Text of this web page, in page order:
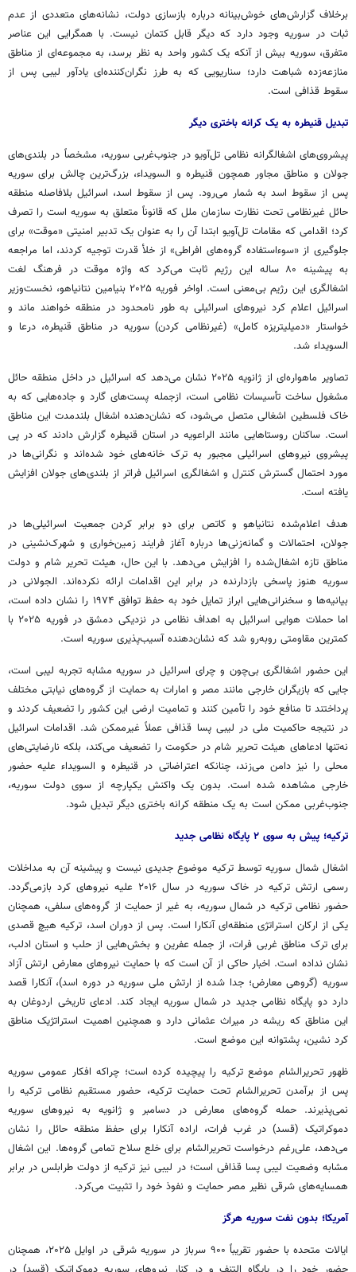
برخلاف گزارش‌های خوش‌بینانه درباره بازسازی دولت، نشانه‌های متعددی از عدم
ثبات در سوریه وجود دارد که دیگر قابل کتمان نیست. با همگرایی این عناصر
متفرق، سوریه بیش از آنکه یک کشور واحد به نظر برسد، به مجموعه‌ای از مناطق
منازعه‌زده شباهت دارد؛ سناریویی که به طرز نگران‌کننده‌ای یادآور لیبی پس از
سقوط قذافی است.
تبدیل قنیطره به یک کرانه باختری دیگر
پیشروی‌های اشغالگرانه نظامی تل‌آویو در جنوب‌غربی سوریه، مشخصاً در بلندی‌های
جولان و مناطق مجاور همچون قنیطرهو السویداء، بزرگ‌ترین چالش برای سوریه
پس از سقوط اسد به شمار می‌رود. پس از سقوط اسد، اسرائیل بلافاصله منطقه
حائل غیرنظامی تحت نظارت سازمان ملل که قانوناً متعلق به سوریه است را تصرف
کرد؛ اقدامی که مقامات تل‌آویو ابتدا آن را به عنوان یک تدبیر امنیتی «موقت» برای
جلوگیری از «سوءاستفاده گروه‌های افراطی» از خلأ قدرت توجیه کردند، اما مراجعه
به پیشینه ۸۰ ساله این رژیم ثابت می‌کرد که واژه موقت در فرهنگ لغت
اشغالگری این رژیم بی‌معنی است. اواخر فوریه ۲۰۲۵ بنیامین نتانیاهو، نخست‌وزیر
اسرائیل اعلام کرد نیروهای اسرائیلی به طور نامحدود در منطقه خواهند ماند و
خواستار «دمیلیتریزهکامل» (غیرنظامی کردن) سوریه در مناطق قنیطره،درعا و
السویداء شد.
تصاویر ماهواره‌ای از ژانویه ۲۰۲۵ نشان می‌دهد که اسرائیل در داخل منطقه حائل
مشغول ساخت تأسیسات نظامی است، ازجمله پست‌های گارد و جاده‌هایی که به
خاک فلسطین اشغالی متصل می‌شود، که نشان‌دهنده اشغال بلندمدت این مناطق
است. ساکنان روستاهایی مانند الراعویهدر استانقنیطره گزارش دادند که در پی
پیشروی نیروهای اسرائیلی مجبور به ترک خانه‌های خود شده‌اند و نگرانی‌ها در
مورد احتمال گسترش کنترل و اشغالگری اسرائیل فراتر از بلندی‌های جولان افزایش
یافته است.
هدف اعلام‌شده نتانیاهو وکاتص برای دو برابر کردن جمعیت اسرائیلی‌ها در
جولان، احتمالات و گمانه‌زنی‌ها درباره آغاز فرایند زمین‌خواری و شهرک‌نشینی در
مناطق تازه اشغال‌شده را افزایش می‌دهد. با این حال، هیئت تحریر شام و دولت
سوریه هنوز پاسخی بازدارنده در برابر این اقدامات ارائه نکرده‌اند. الجولانی در
بیانیه‌ها و سخنرانی‌هایی ابراز تمایل خود به حفظ توافق ۱۹۷۴ را نشان داده است،
اما حملات هوایی اسرائیل به اهداف نظامی در نزدیکی دمشق در فوریه ۲۰۲۵ با
کمترین مقاومتی روبه‌رو شد که نشان‌دهنده آسیب‌پذیری سوریه است.
این حضور اشغالگری بی‌چون وچرای اسرائیل در سوریه مشابه تجربه لیبی است،
جایی که بازیگران خارجی مانند مصر و امارات به حمایت از گروه‌های نیابتی مختلف
پرداختند تا منافع خود را تأمین کنند و تمامیت ارضی این کشور را تضعیف کردند و
در نتیجه حاکمیت ملی در لیبیپسا قذافی عملاً غیرممکن شد. اقدامات اسرائیل
نه‌تنها ادعاهای هیئت تحریر شام در حکومت را تضعیف می‌کند، بلکه نارضایتی‌های
محلی را نیز دامن می‌زند، چنانکه اعتراضاتی در قنیطرهو السویداءعلیه حضور
خارجی مشاهده شده است. بدون یک واکنش یکپارچه از سوی دولت سوریه،
جنوب‌غربی ممکن است به یک منطقه کرانه باختری دیگر تبدیل شود.
ترکیه؛ پیش به سوی ۲ پایگاه نظامی جدید
اشغال شمال سوریه توسط ترکیه موضوع جدیدی نیست و پیشینه آن به مداخلات
رسمی ارتش ترکیه در خاک سوریه در سال ۲۰۱۶ علیه نیروهای کرد بازمی‌گردد.
حضور نظامی ترکیه در شمال سوریه، به غیر از حمایت از گروه‌های سلفی، همچنان
یکی از ارکان استراتژی منطقه‌ای آنکارا است. پس از دوران اسد، ترکیه هیچ قصدی
برای ترک مناطق غربی فرات، از جمله عفرین و بخش‌هایی از حلب و استان ادلب،
نشان نداده است. اخبار حاکی از آن است که با حمایت نیروهای معارض ارتش آزاد
سوریه (گروهی معارض؛ جدا شده از ارتش ملی سوریه در دوره اسد)، آنکارا قصد
دارد دو پایگاه نظامی جدید در شمال سوریه ایجاد کند. ادعای تاریخی اردوغان به
این مناطق که ریشه در میراث عثمانی دارد و همچنین اهمیت استراتژیک مناطق
کرد نشین، پشتوانه این موضع است.
ظهورتحریرالشام موضع ترکیه را پیچیده کرده است؛ چراکه افکار عمومی سوریه
پس از برآمدنتحریرالشام تحت حمایت ترکیه، حضور مستقیم نظامی ترکیه را
نمی‌پذیرند. حمله گروه‌های معارض در دسامبر و ژانویه به نیروهای سوریه
دموکراتیک (قسد) در غرب فرات، اراده آنکارا برای حفظ منطقه حائل را نشان
می‌دهد، علی‌رغم درخواستتحریرالشام برای خلع سلاح تمامی گروه‌ها. این اشغال
مشابه وضعیت لیبیپسا قذافی است؛ در لیبی نیز ترکیه از دولت طرابلس در برابر
همسایه‌های شرقی نظیر مصر حمایت و نفوذ خود را تثبیت می‌کرد.
آمریکا؛ بدون نفت سوریه هرگز
ایالات متحده با حضور تقریباً ۹۰۰ سرباز در سوریه شرقی در اوایل ۲۰۲۵، همچنان